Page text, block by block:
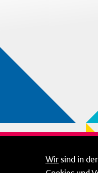
Wirsind in der